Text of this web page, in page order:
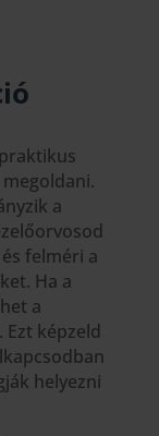
a
és felméri a
Ha a
a
képzeld
helyezni